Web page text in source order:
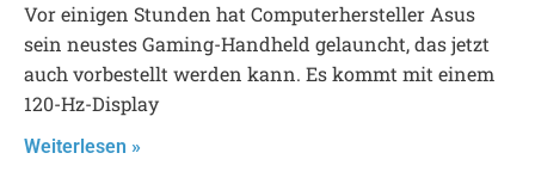
Vor einigen Stunden hat Computerhersteller Asus
sein neustes Gaming-Handheld gelauncht, das jetzt
auch vorbestellt werden kann. Es kommt mit einem
120-Hz-Display
Weiterlesen »